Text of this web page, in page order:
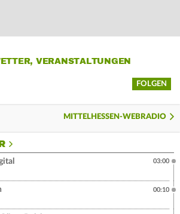
VERANSTALTUNGEN
FOLGEN
MITTELHESSEN-WEBRADIO
03:00
00:10